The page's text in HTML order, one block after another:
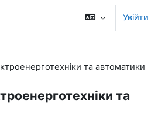
Увійти
та автоматики
та